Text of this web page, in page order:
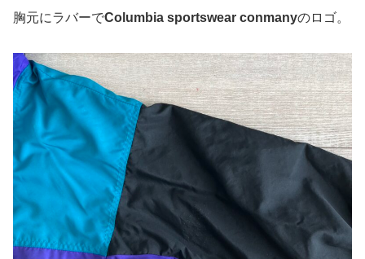
胸元にラバーでColumbia sportswear conmanyのロゴ。